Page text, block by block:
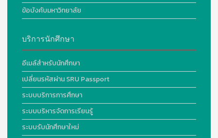
ข้อบังคับมหาวิทยาลัย
บริการนักศึกษา
อีเมล์สำหรับนักศึกษา
เปลี่ยนรหัสผ่าน SRU Passport
ระบบบริการการศึกษา
ระบบบริหารจัดการเรียนรู้
ระบบรับนักศึกษาใหม่